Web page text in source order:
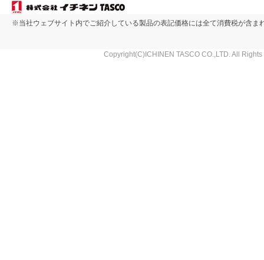
※当社ウェブサイト内でご紹介している製品の表記価格には全て消費税が含ま
Copyright(C)ICHINEN TASCO CO.,LTD. All